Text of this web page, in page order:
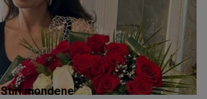
Stiri mondene